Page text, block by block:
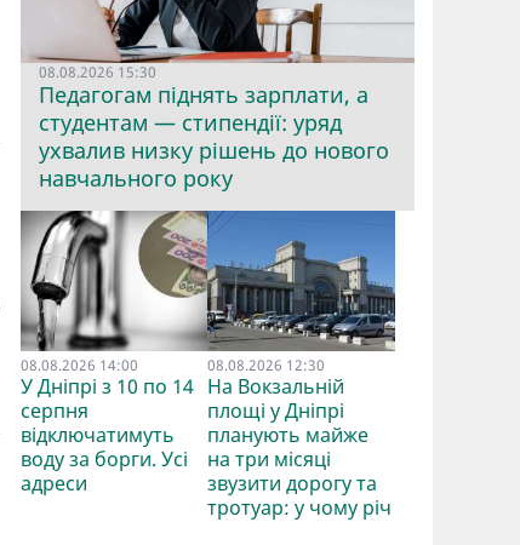
08.08.2026 15:30
Педагогам піднять зарплати, а
студентам — стипендії: уряд
ухвалив низку рішень до нового
навчального року
08.08.2026 14:00
У Дніпрі з 10 по 14
серпня
відключатимуть
воду за борги. Усі
адреси
08.08.2026 12:30
На Вокзальній
площі у Дніпрі
планують майже
на три місяці
звузити дорогу та
тротуар: у чому річ